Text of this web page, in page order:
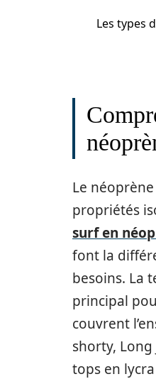
Les types
Le
propriétés
surf en
font la
besoins. La
principal
couvrent
shorty,
tops en